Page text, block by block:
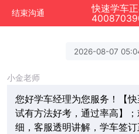
结束沟通
快速学车
2026-08-07
小金老师
您好学车经理为您服务！【
试有方法好考，通过率高】
细，客服透明讲解，学车签